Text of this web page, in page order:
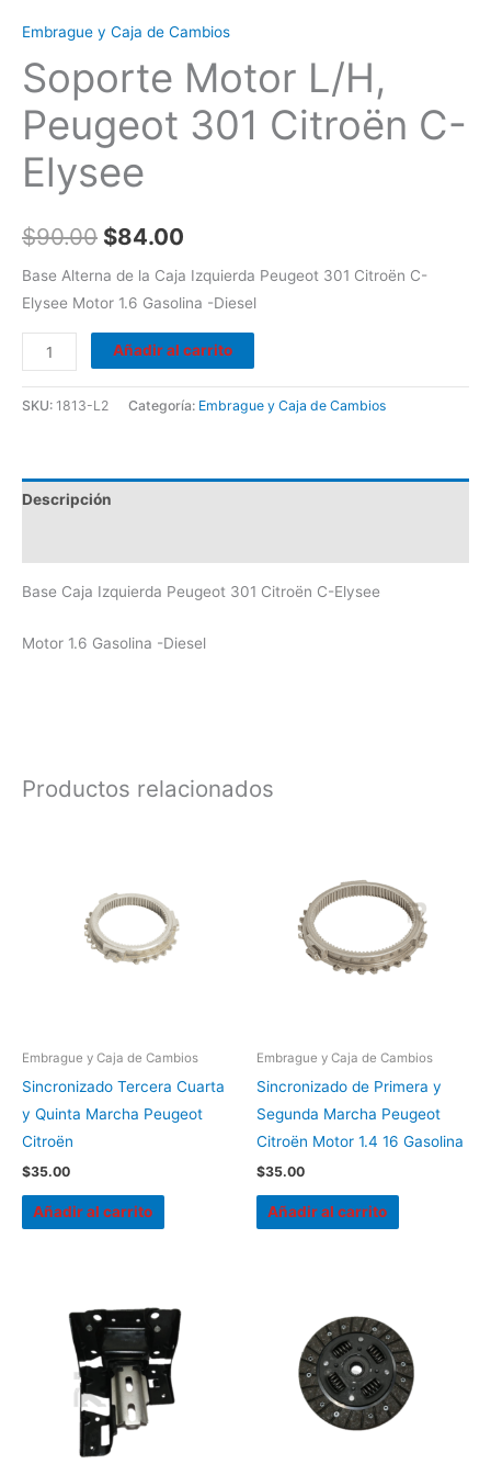
Embrague y Caja de Cambios
Soporte Motor L/H,
Peugeot 301 Citroën C-
Elysee
$90.00 $84.00
Base Alterna de la Caja Izquierda Peugeot 301 Citroën C-
Elysee Motor 1.6 Gasolina -Diesel
Añadir al carrito
SKU: 1813-L2 Categoría: Embrague y Caja de Cambios
Descripción
Base Caja Izquierda Peugeot 301 Citroën C-Elysee
Motor 1.6 Gasolina -Diesel
Productos relacionados
Embrague y Caja de Cambios
Sincronizado Tercera Cuarta
y Quinta Marcha Peugeot
Citroën
$35.00
Añadir al carrito
Embrague y Caja de Cambios
Sincronizado de Primera y
Segunda Marcha Peugeot
Citroën Motor 1.4 16 Gasolina
$35.00
Añadir al carrito